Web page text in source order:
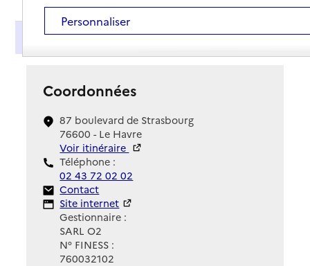
Présentation
Coordonnées
87 boulevard de Strasbourg
76600 - Le Havre
Voir itinéraire
Téléphone :
02 43 72 02 02
Contact
Contact
Site Internet
Site internet
Gestionnaire :
SARL O2
N° FINESS :
760032102
Personnaliser